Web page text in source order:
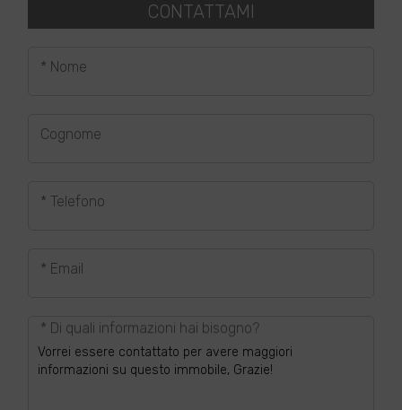
CONTATTAMI
* Nome
Cognome
* Telefono
* Email
* Di quali informazioni hai bisogno?